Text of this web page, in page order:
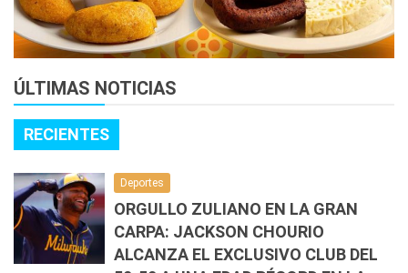
ÚLTIMAS NOTICIAS
RECIENTES
Deportes
ORGULLO ZULIANO EN LA GRAN
CARPA: JACKSON CHOURIO
ALCANZA EL EXCLUSIVO CLUB DEL